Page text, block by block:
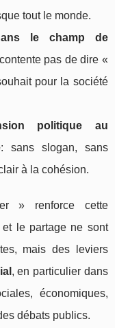
tout le monde.
le champ de
pas de dire «
pour la société
politique au
: sans slogan, sans
à la cohésion.
» renforce cette
le partage ne sont
mais des leviers
, en particulier dans
économiques,
débats publics.